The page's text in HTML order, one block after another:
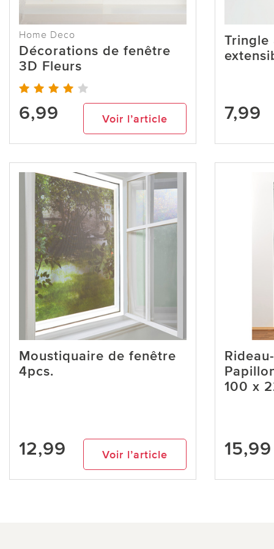
Home Deco
Décorations de fenêtre
3D Fleurs
6,99 Voir l’article
Tringle
7,99
Moustiquaire de fenêtre
4pcs.
12,99 Voir l’article
100 x
15,99